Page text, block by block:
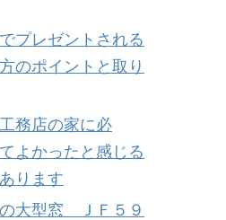
プレゼントされる
のポイントと取り
務店の家に必
よかったと感じる
ります
大型窓 ＪＦ５９